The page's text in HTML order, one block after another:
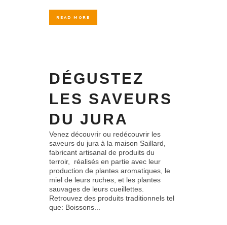
READ MORE
DÉGUSTEZ
LES SAVEURS
DU JURA
Venez découvrir ou redécouvrir les
saveurs du jura à la maison Saillard,
fabricant artisanal de produits du
terroir, réalisés en partie avec leur
production de plantes aromatiques, le
miel de leurs ruches, et les plantes
sauvages de leurs cueillettes.
Retrouvez des produits traditionnels tel
que: Boissons...